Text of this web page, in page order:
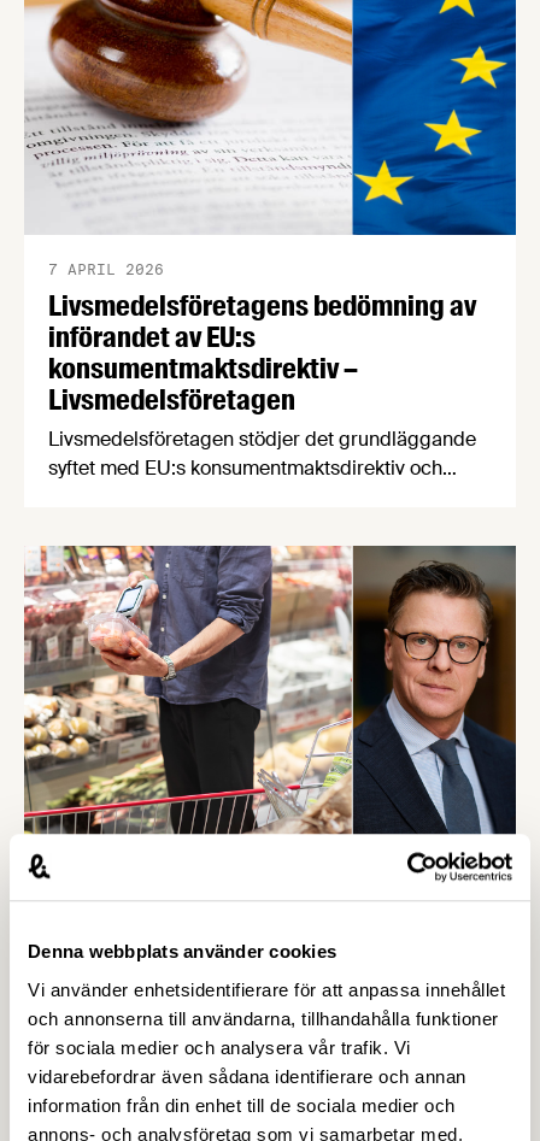
Denna webbplats använder cookies
Vi använder enhetsidentifierare för att anpassa innehållet
och annonserna till användarna, tillhandahålla funktioner
för sociala medier och analysera vår trafik. Vi
vidarebefordrar även sådana identifierare och annan
information från din enhet till de sociala medier och
annons- och analysföretag som vi samarbetar med.
av Livsmedelsföretagen, Arla, Lantmännen, Scan
Sverige och LRF.
Livsmedelsföretagens bedömning av
införandet av EU:s
konsumentmaktsdirektiv –
Livsmedelsföretagen
7 APRIL 2026
Livsmedelsföretagen stödjer det grundläggande
syftet med EU:s konsumentmaktsdirektiv och
upprepade möten vägrar Regeringskansliet och
Konsumentverket att klargöra vad som gäller
kring övergångsregler. Därför ger
Livsmedelsföretagen nu sin samlade bedömning
till medlemsföretagen.
Jordbruksverket: Minskad lönsamhet i
livsmedelskedjan - men ljuspunkter
finns – Livsmedelsföretagen
14 APRIL 2026
En ny rapport från Jordbruksverket visar att trots
ökande matpriser försvagades
livsmedelsindustrins lönsamhet 2016-2024, något
som hämmar viktiga investeringar i produktivitet,
klimatomställning och konkurrenskraft. Vår